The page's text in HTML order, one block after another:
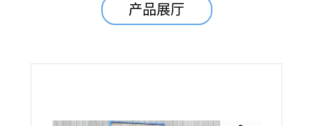
产品展厅